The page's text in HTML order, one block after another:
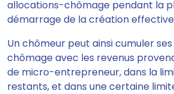
allocations-chômage pendant la
démarrage de la création
Un chômeur peut ainsicumuler
chômage avec les revenus
de micro-entrepreneur, dans la
restants, et dans une certaine